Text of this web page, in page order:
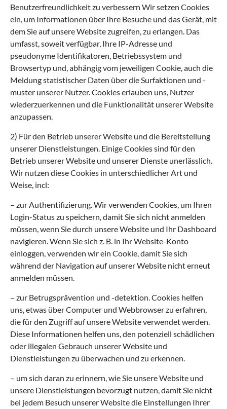
Benutzerfreundlichkeit zu verbessern Wir setzen Cookies
ein, um Informationen über Ihre Besuche und das Gerät, mit
dem Sie auf unsere Website zugreifen, zu erlangen. Das
umfasst, soweit verfügbar, Ihre IP-Adresse und
pseudonyme Identifikatoren, Betriebssystem und
Browsertyp und, abhängig vom jeweiligen Cookie, auch die
Meldung statistischer Daten über die Surfaktionen und -
muster unserer Nutzer. Cookies erlauben uns, Nutzer
wiederzuerkennen und die Funktionalität unserer Website
anzupassen.
2) Für den Betrieb unserer Website und die Bereitstellung
unserer Dienstleistungen. Einige Cookies sind für den
Betrieb unserer Website und unserer Dienste unerlässlich.
Wir nutzen diese Cookies in unterschiedlicher Art und
Weise, incl:
– zur Authentifizierung. Wir verwenden Cookies, um Ihren
Login-Status zu speichern, damit Sie sich nicht anmelden
müssen, wenn Sie durch unsere Website und Ihr Dashboard
navigieren. Wenn Sie sich z. B. in Ihr Website-Konto
einloggen, verwenden wir ein Cookie, damit Sie sich
während der Navigation auf unserer Website nicht erneut
anmelden müssen.
– zur Betrugsprävention und -detektion. Cookies helfen
uns, etwas über Computer und Webbrowser zu erfahren,
die für den Zugriff auf unsere Website verwendet werden.
Diese Informationen helfen uns, den potenziell schädlichen
oder illegalen Gebrauch unserer Website und
Dienstleistungen zu überwachen und zu erkennen.
– um sich daran zu erinnern, wie Sie unsere Website und
unsere Dienstleistungen bevorzugt nutzen, damit Sie nicht
bei jedem Besuch unserer Website die Einstellungen Ihrer